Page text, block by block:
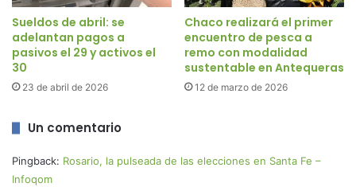
Sueldos de abril: se
adelantan pagos a
pasivos el 29 y activos el
30
23 de abril de 2026
Chaco realizará el primer
encuentro de pesca a
remo con modalidad
sustentable en Antequeras
12 de marzo de 2026
Un comentario
Pingback: Rosario, la pulseada de las elecciones en Santa Fe –
Infoqom